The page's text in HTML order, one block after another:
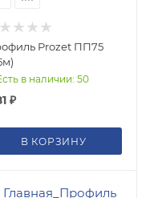
Prozet ПП75
в наличии: 50
₽
В КОРЗИНУ